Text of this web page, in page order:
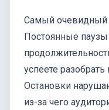
Самый очевидный
Постоянные
успеете
Остановки
из-за чего